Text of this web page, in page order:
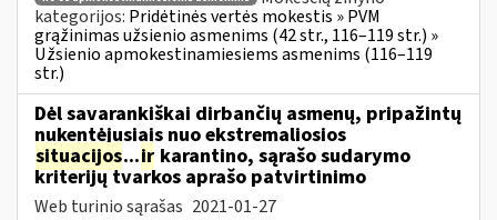
kategorijos: Pridėtinės vertės mokestis » PVM
grąžinimas užsienio asmenims (42 str., 116–119 str.) »
Užsienio apmokestinamiesiems asmenims (116–119
str.)
Dėl savarankiškai dirbančių asmenų, pripažintų
nukentėjusiais nuo ekstremaliosios
situacijos...ir karantino, sąrašo sudarymo
kriterijų tvarkos aprašo patvirtinimo
Web turinio sąrašas 2021-01-27